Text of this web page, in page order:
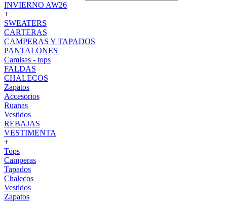
INVIERNO AW26
+
SWEATERS
CARTERAS
CAMPERAS Y TAPADOS
PANTALONES
Camisas - tops
FALDAS
CHALECOS
Zapatos
Accesorios
Ruanas
Vestidos
REBAJAS
VESTIMENTA
+
Tops
Camperas
Tapados
Chalecos
Vestidos
Zapatos